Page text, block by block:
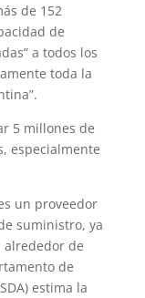
de 152
de
a todos los
toda la
5 millones de
especialmente
un proveedor
suministro, ya
alrededor de
de
estima la